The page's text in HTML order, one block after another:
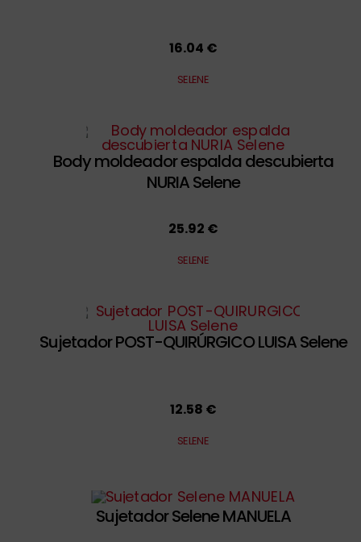
16.04 €
SELENE
Body moldeador espalda descubierta
NURIA Selene
25.92 €
SELENE
Sujetador POST-QUIRÚRGICO LUISA Selene
12.58 €
SELENE
Sujetador Selene MANUELA